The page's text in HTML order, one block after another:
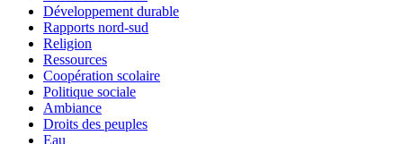
Développement durable
Rapports nord-sud
Religion
Ressources
Coopération scolaire
Politique sociale
Ambiance
Droits des peuples
Eau